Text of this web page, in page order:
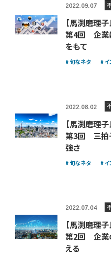
2022.09.07
【馬渕磨理
第4回 企業
をもて
旬なネタ
2022.08.02
【馬渕磨理
第3回 三拍
強さ
旬なネタ
2022.07.04
【馬渕磨理
第2回 企業の
える